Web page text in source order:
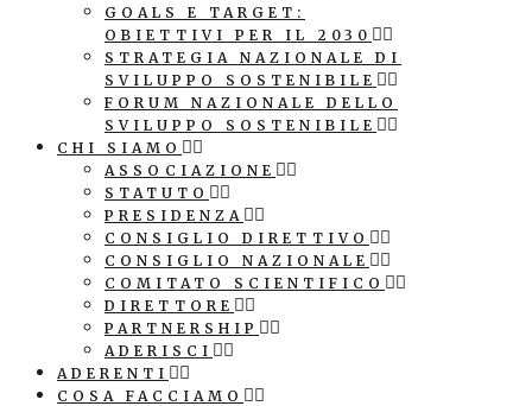
GOALS E TARGET:
OBIETTIVI PER IL 2030
STRATEGIA NAZIONALE DI
SVILUPPO SOSTENIBILE
FORUM NAZIONALE DELLO
SVILUPPO SOSTENIBILE
CHI SIAMO
ASSOCIAZIONE
STATUTO
PRESIDENZA
CONSIGLIO DIRETTIVO
CONSIGLIO NAZIONALE
COMITATO SCIENTIFICO
DIRETTORE
PARTNERSHIP
ADERISCI
ADERENTI
COSA FACCIAMO